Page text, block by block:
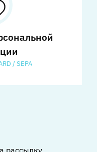
/ SEPA